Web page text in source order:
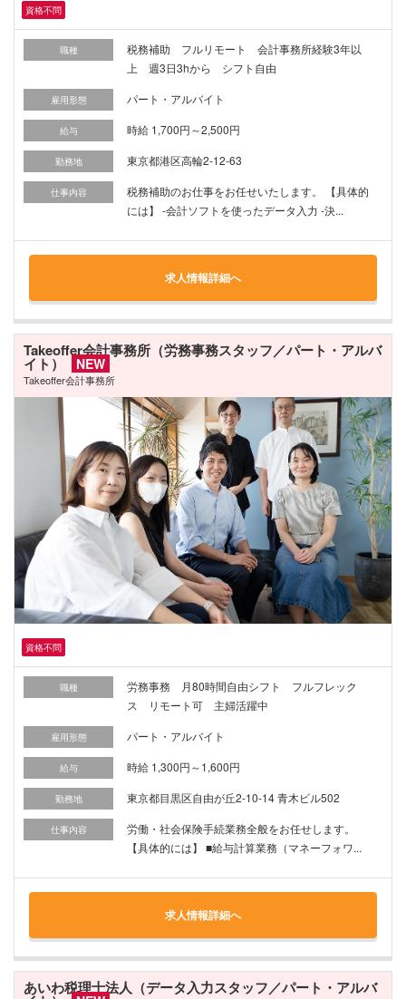
資格不問
職種
税務補助 フルリモート 会計事務所経験3年以
上 週3日3hから シフト自由
雇用形態 パート・アルバイト
給与 時給 1,700円～2,500円
勤務地 東京都港区高輪2-12-63
仕事内容
税務補助のお仕事をお任せいたします。 【具体的
には】 -会計ソフトを使ったデータ入力 -決...
求人情報詳細へ
Takeoffer会計事務所（労務事務スタッフ／パート・アルバ
イト） NEW
Takeoffer会計事務所
資格不問
職種
労務事務 月80時間自由シフト フルフレック
ス リモート可 主婦活躍中
雇用形態 パート・アルバイト
給与 時給 1,300円～1,600円
勤務地 東京都目黒区自由が丘2-10-14 青木ビル502
仕事内容
労働・社会保険手続業務全般をお任せします。
【具体的には】 ■給与計算業務（マネーフォワ...
求人情報詳細へ
あいわ税理士法人（データ入力スタッフ／パート・アルバ